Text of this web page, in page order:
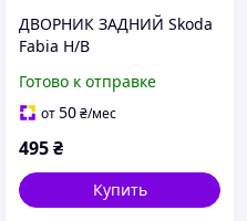
ДВОРНИК ЗАДНИЙ Skoda
Fabia H/B
Готово к отправке
от50₴/мес
495₴
Купить